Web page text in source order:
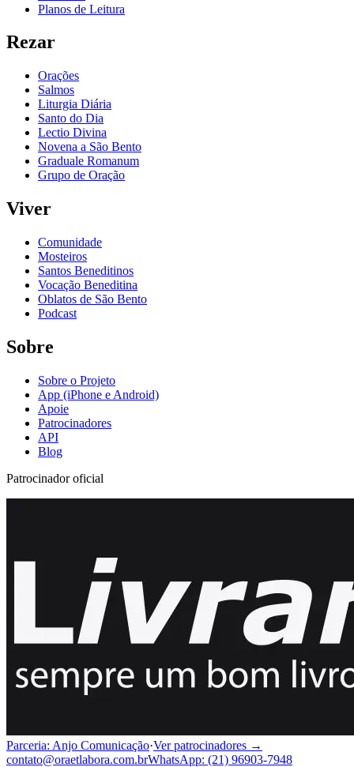
Planos de Leitura
Rezar
Orações
Salmos
Liturgia Diária
Santo do Dia
Lectio Divina
Novena a São Bento
Graduale Romanum
Grupo de Oração
Viver
Comunidade
Mosteiros
Santos Beneditinos
Vocação Beneditina
Oblatos de São Bento
Podcast
Sobre
Sobre o Projeto
App (iPhone e Android)
Apoie
Patrocinadores
API
Blog
Patrocinador oficial
Parceria: Anjo Comunicação·Ver patrocinadores →
contato@oraetlabora.com.brWhatsApp: (21) 96903-7948